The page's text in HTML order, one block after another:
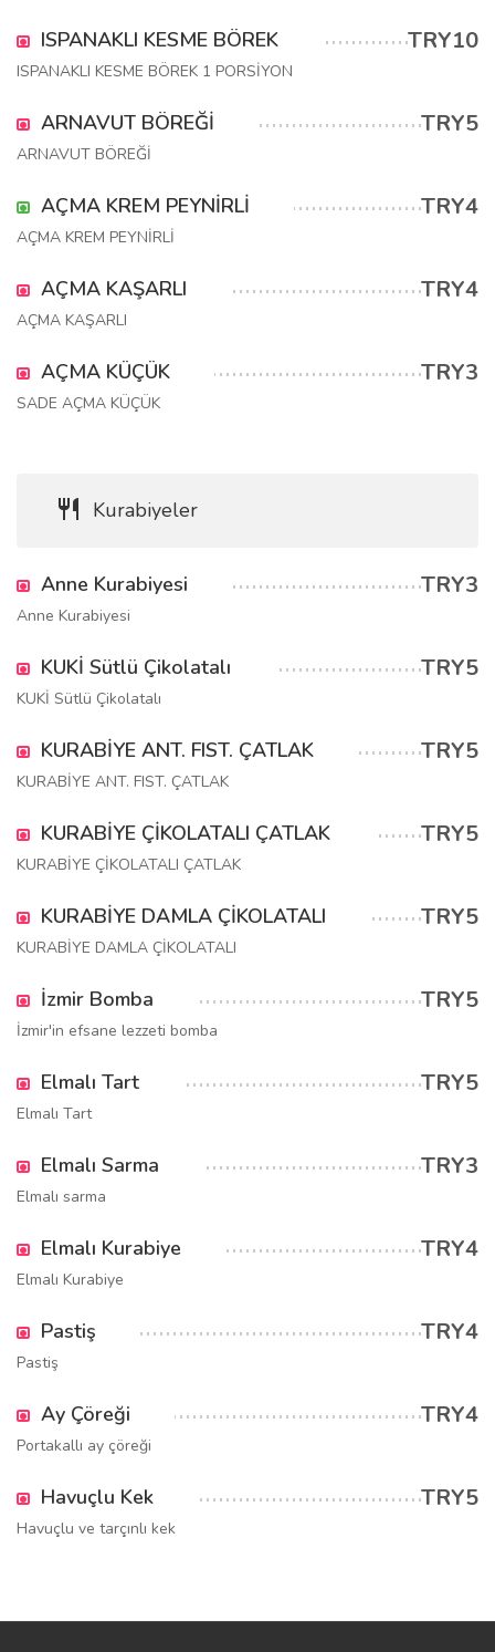
ISPANAKLI KESME BÖREK TRY10
ISPANAKLI KESME BÖREK 1 PORSİYON
ARNAVUT BÖREĞİ TRY5
ARNAVUT BÖREĞİ
AÇMA KREM PEYNİRLİ TRY4
AÇMA KREM PEYNİRLİ
AÇMA KAŞARLI TRY4
AÇMA KAŞARLI
AÇMA KÜÇÜK TRY3
SADE AÇMA KÜÇÜK
Kurabiyeler
Anne Kurabiyesi TRY3
Anne Kurabiyesi
KUKİ Sütlü Çikolatalı TRY5
KUKİ Sütlü Çikolatalı
KURABİYE ANT. FIST. ÇATLAK TRY5
KURABİYE ANT. FIST. ÇATLAK
KURABİYE ÇİKOLATALI ÇATLAK TRY5
KURABİYE ÇİKOLATALI ÇATLAK
KURABİYE DAMLA ÇİKOLATALI TRY5
KURABİYE DAMLA ÇİKOLATALI
İzmir Bomba TRY5
İzmir'in efsane lezzeti bomba
Elmalı Tart TRY5
Elmalı Tart
Elmalı Sarma TRY3
Elmalı sarma
Elmalı Kurabiye TRY4
Elmalı Kurabiye
Pastiş TRY4
Pastiş
Ay Çöreği TRY4
Portakallı ay çöreği
Havuçlu Kek TRY5
Havuçlu ve tarçınlı kek